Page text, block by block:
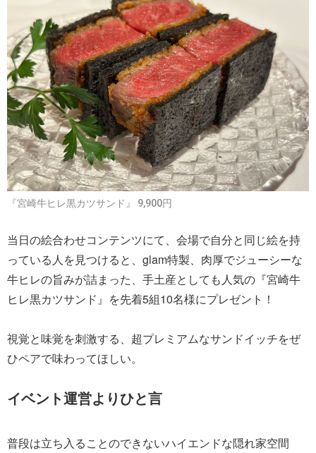
『宮崎牛ヒレ黒カツサンド』 9,900円
当日の絵合わせコンテンツにて、会場で自分と同じ絵を持
っている人を見つけると、glam特製、肉厚でジューシーな
牛ヒレの旨みが詰まった、手土産としても人気の『宮崎牛
ヒレ黒カツサンド』を先着5組10名様にプレゼント！
視覚と味覚を刺激する、超プレミアムなサンドイッチをぜ
ひペアで味わってほしい。
イベント運営よりひと言
普段は立ち入ることのできないハイエンドな隠れ家空間